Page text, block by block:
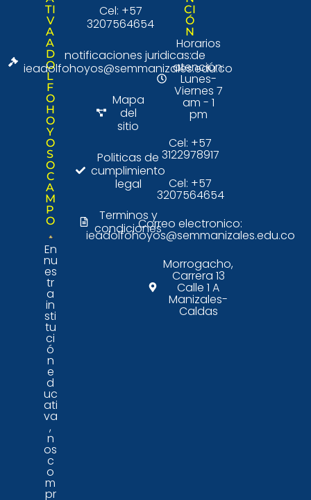
TI
V
A
A
D
O
L
F
O
H
O
Y
O
S
O
C
A
M
P
O
En
nu
es
tr
a
in
sti
tu
ci
ó
n
e
d
uc
ati
va
,
n
os
c
o
m
pr
Cel: +57
3207564654
notificaciones juridicas:
ieadolfohoyos@semmanizales.edu.co
Mapa
del
sitio
Politicas de
cumplimiento
legal
Terminos y
condiciones
CI
Ó
N
Horarios
de
atención:
Lunes-
Viernes 7
am - 1
pm
Cel: +57
3122978917
Cel: +57
3207564654
Correo electronico:
ieadolfohoyos@semmanizales.edu.co
Morrogacho,
Carrera 13
Calle 1 A
Manizales-
Caldas